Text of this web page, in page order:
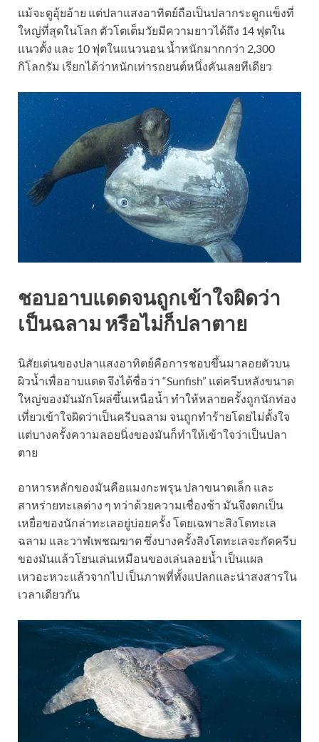
แม้จะดูอุ้ยอ้าย แต่ปลาแสงอาทิตย์ถือเป็นปลากระดูกแข็งที่
ใหญ่ที่สุดในโลก ตัวโตเต็มวัยมีความยาวได้ถึง 14 ฟุตใน
แนวตั้ง และ 10 ฟุตในแนวนอน น้ำหนักมากกว่า 2,300
กิโลกรัม เรียกได้ว่าหนักเท่ารถยนต์หนึ่งคันเลยทีเดียว
ชอบอาบแดดจนถูกเข้าใจผิดว่า
เป็นฉลาม หรือไม่ก็ปลาตาย
นิสัยเด่นของปลาแสงอาทิตย์คือการชอบขึ้นมาลอยตัวบน
ผิวน้ำเพื่ออาบแดด จึงได้ชื่อว่า “Sunfish” แต่ครีบหลังขนาด
ใหญ่ของมันมักโผล่ขึ้นเหนือน้ำ ทำให้หลายครั้งถูกนักท่อง
เที่ยวเข้าใจผิดว่าเป็นครีบฉลาม จนถูกทำร้ายโดยไม่ตั้งใจ
แต่บางครั้งความลอยนิ่งของมันก็ทำให้เข้าใจว่าเป็นปลา
ตาย
อาหารหลักของมันคือแมงกะพรุน ปลาขนาดเล็ก และ
สาหร่ายทะเลต่าง ๆ ทว่าด้วยความเชื่องช้า มันจึงตกเป็น
เหยื่อของนักล่าทะเลอยู่บ่อยครั้ง โดยเฉพาะสิงโตทะเล
ฉลาม และวาฬเพชฌฆาต ซึ่งบางครั้งสิงโตทะเลจะกัดครีบ
ของมันแล้วโยนเล่นเหมือนของเล่นลอยน้ำ เป็นแผล
เหวอะหวะแล้วจากไป เป็นภาพที่ทั้งแปลกและน่าสงสารใน
เวลาเดียวกัน